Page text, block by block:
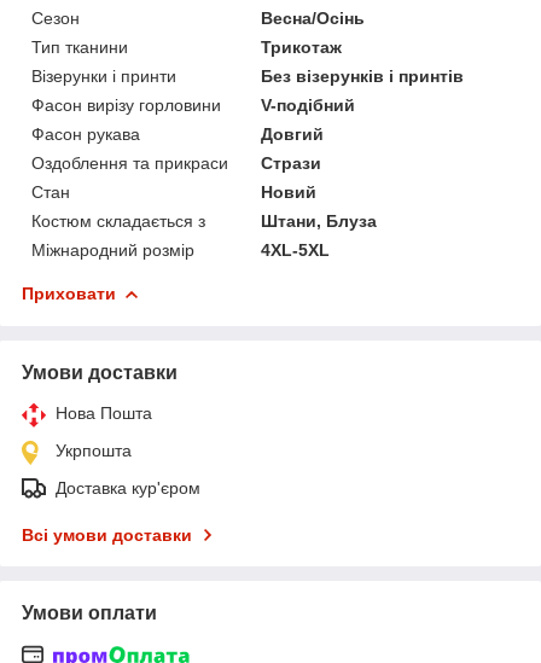
Сезон
Весна/Осінь
Тип тканини
Трикотаж
Візерунки і принти
Без візерунків і принтів
Фасон вирізу горловини
V-подібний
Фасон рукава
Довгий
Оздоблення та прикраси
Стрази
Стан
Новий
Костюм складається з
Штани, Блуза
Міжнародний розмір
4XL-5XL
Приховати
Умови доставки
Нова Пошта
Укрпошта
Доставка кур'єром
Всі умови доставки
Умови оплати